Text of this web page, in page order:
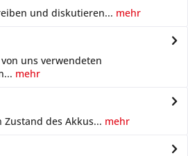
und diskutieren... mehr
uns verwendeten
mehr
Zustand des Akkus... mehr